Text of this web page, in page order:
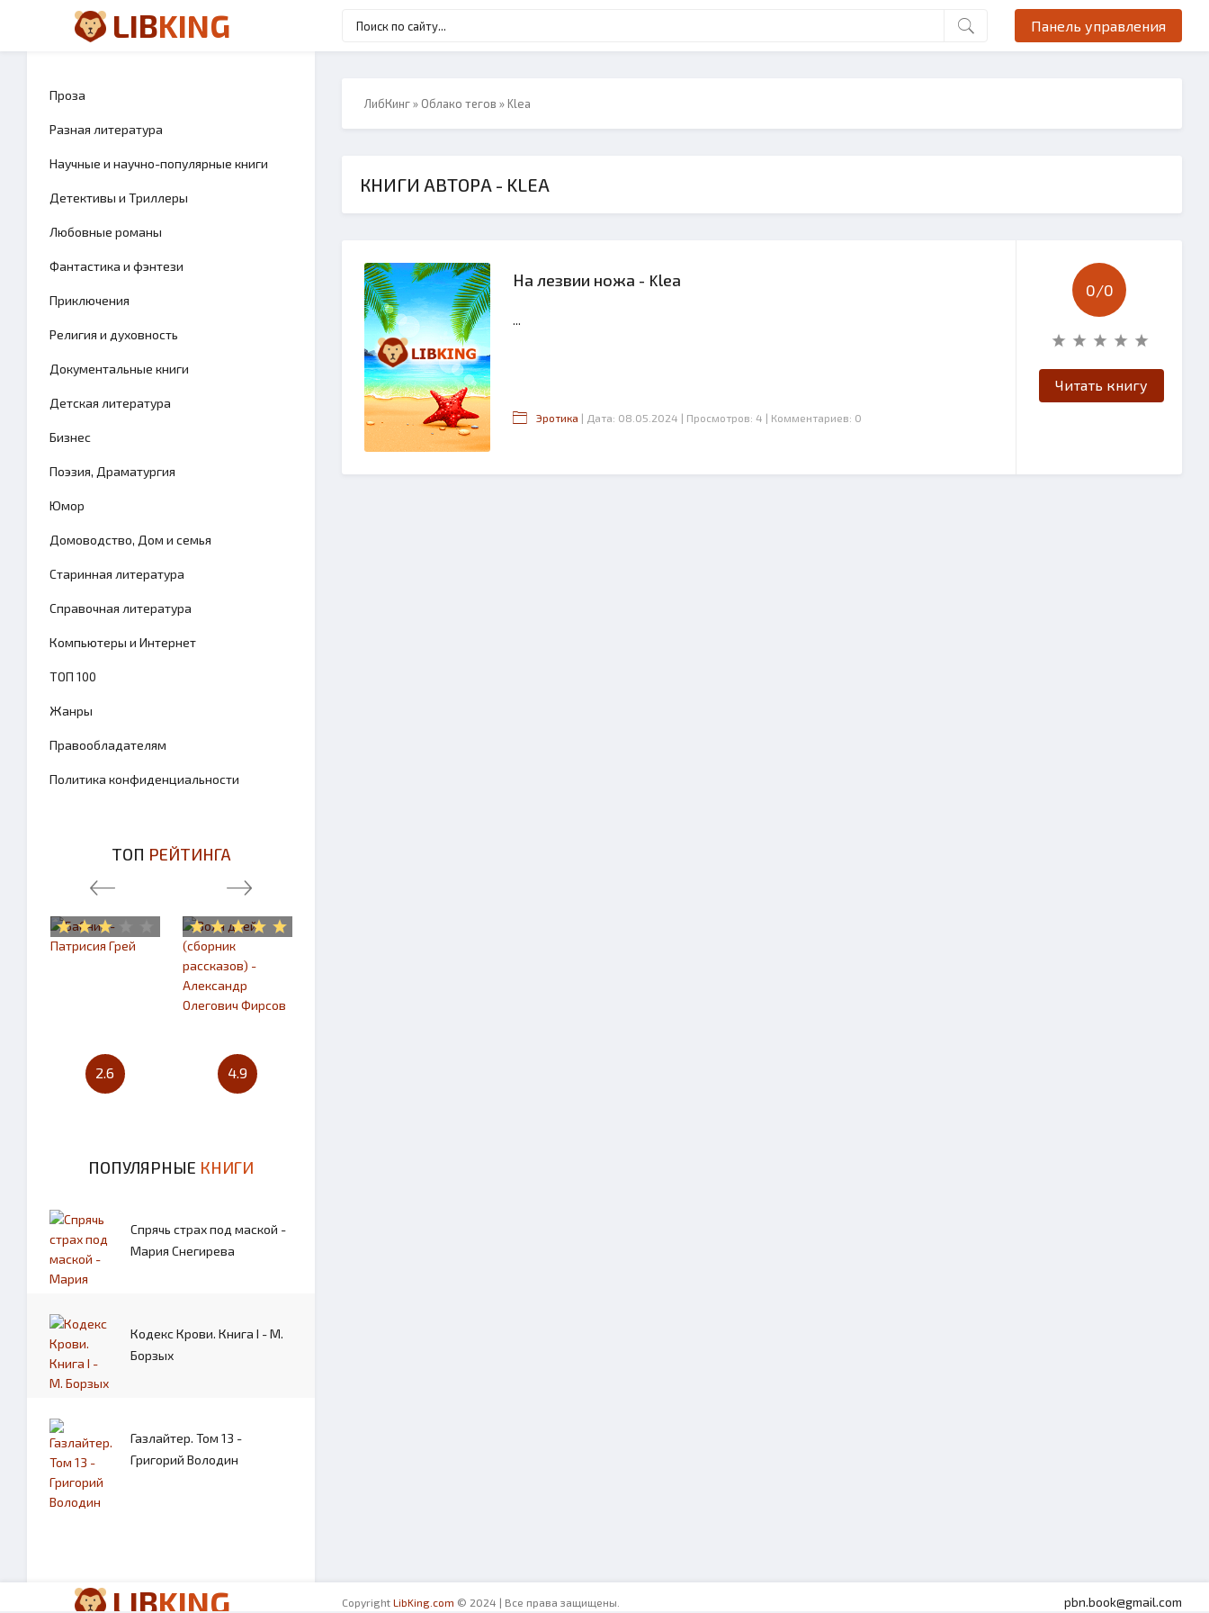
LIBKING Панель управления
Проза
Разная литература
Научные и научно-популярные книги
Детективы и Триллеры
Любовные романы
Фантастика и фэнтези
Приключения
Религия и духовность
Документальные книги
Детская литература
Бизнес
Поэзия, Драматургия
Юмор
Домоводство, Дом и семья
Старинная литература
Справочная литература
Компьютеры и Интернет
TОП 100
Жанры
Правообладателям
Политика конфиденциальности
ТОП РЕЙТИНГА
2.6 4.9
ПОПУЛЯРНЫЕ КНИГИ
Спрячь страх под маской -
Мария Снегирева
Кодекс Крови. Книга I - М.
Борзых
Газлайтер. Том 13 -
Григорий Володин
ЛибКинг» Облако тегов » Klea
КНИГИ АВТОРА - KLEA
На лезвии ножа - Klea
...
Эротика | Дата: 08.05.2024 | Просмотров: 4 | Комментариев: 0
0/0
Читать книгу
LIBKING Copyright LibKing.com © 2024 | Все права защищены. pbn.book@gmail.com